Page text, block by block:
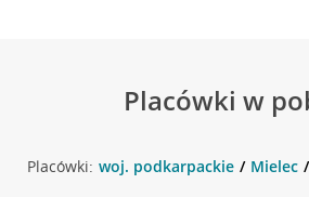
Placówki w
Placówki: woj. podkarpackie Mielec